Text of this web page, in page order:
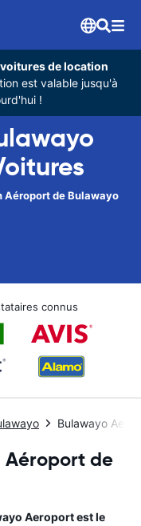
de location
est valable jusqu'à
!
Aéroport de Bulawayo
connus
Bulawayo
Aéroport de
Aeroportest le